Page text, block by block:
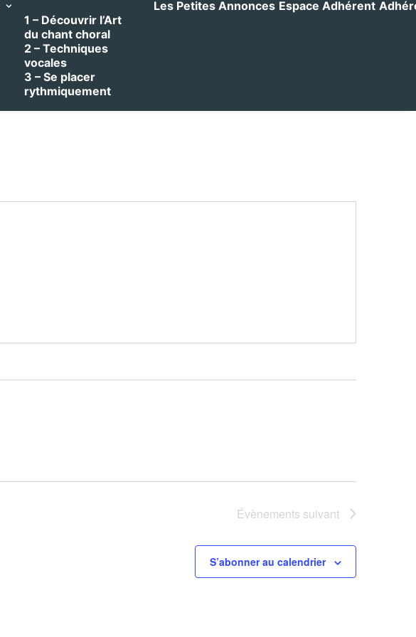
1 – Découvrir l’Art
du chant choral
2 – Techniques
vocales
3 – Se placer
rythmiquement
Les Petites Annonces Espace Adhérent
Évènements suivant
S’abonner au calendrier